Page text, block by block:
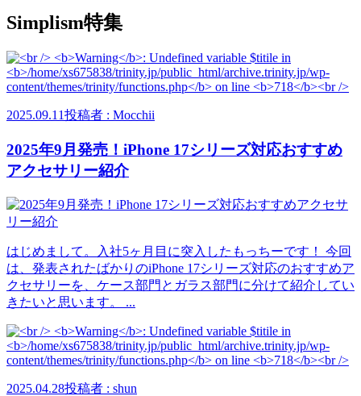
Simplism特集
2025.09.11投稿者 : Mocchii
2025年9月発売！iPhone 17シリーズ対応おすすめ
アクセサリー紹介
はじめまして。入社5ヶ月目に突入したもっちーです！ 今回
は、発表されたばかりのiPhone 17シリーズ対応のおすすめア
クセサリーを、ケース部門とガラス部門に分けて紹介してい
きたいと思います。 ...
2025.04.28投稿者 : shun